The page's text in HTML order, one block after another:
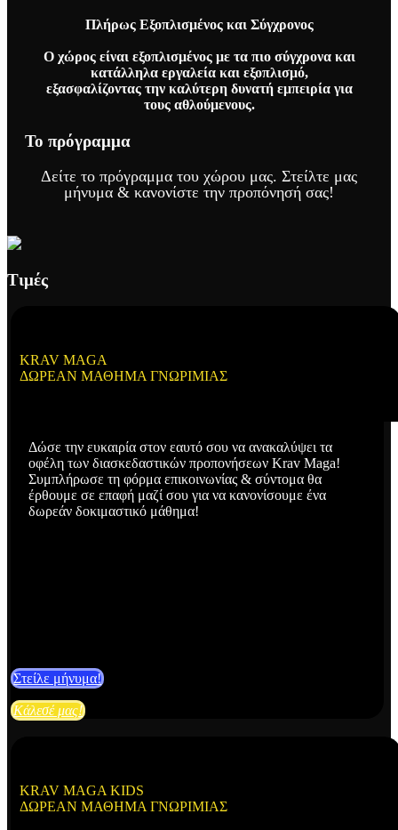
Πλήρως Εξοπλισμένος και Σύγχρονος
Ο χώρος είναι εξοπλισμένος με τα πιο σύγχρονα και
κατάλληλα εργαλεία και εξοπλισμό,
εξασφαλίζοντας την καλύτερη δυνατή εμπειρία για
τους αθλούμενους.
Το πρόγραμμα
Δείτε το πρόγραμμα του χώρου μας. Στείλτε μας
μήνυμα & κανονίστε την προπόνησή σας!
Τιμές
KRAV MAGA
ΔΩΡΕΆΝ ΜΆΘΗΜΑ ΓΝΩΡΙΜΊΑΣ
Δώσε την ευκαιρία στον εαυτό σου να ανακαλύψει τα
οφέλη των διασκεδαστικών προπονήσεων Krav Maga!
Συμπλήρωσε τη φόρμα επικοινωνίας & σύντομα θα
έρθουμε σε επαφή μαζί σου για να κανονίσουμε ένα
δωρεάν δοκιμαστικό μάθημα!
Στείλε μήνυμα!
Κάλεσέ μας!
KRAV MAGA KIDS
ΔΩΡΕΆΝ ΜΆΘΗΜΑ ΓΝΩΡΙΜΊΑΣ